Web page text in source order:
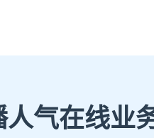
气在线业